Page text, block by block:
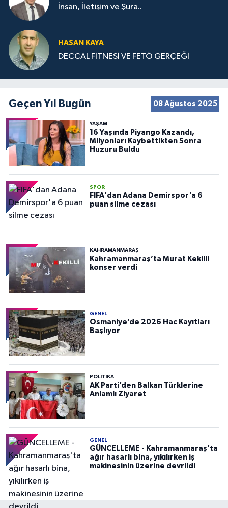
İnsan, İletişim ve Şura..
HASAN KAYA
DECCAL FİTNESİ VE FETÖ GERÇEĞİ
Geçen Yıl Bugün 08 Ağustos 2025
YAŞAM
16 Yaşında Piyango Kazandı,
Milyonları Kaybettikten Sonra
Huzuru Buldu
SPOR
FIFA'dan Adana Demirspor'a 6
puan silme cezası
KAHRAMANMARAŞ
Kahramanmaraş’ta Murat Kekilli
konser verdi
GENEL
Osmaniye’de 2026 Hac Kayıtları
Başlıyor
POLITIKA
AK Parti’den Balkan Türklerine
Anlamlı Ziyaret
GENEL
GÜNCELLEME - Kahramanmaraş'ta
ağır hasarlı bina, yıkılırken iş
makinesinin üzerine devrildi